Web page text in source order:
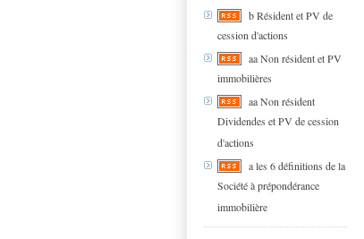
b Résident et PV de
cession d'actions
aa Non résident et PV
immobilières
aa Non résident
Dividendes et PV de cession
d'actions
a les 6 définitions de la
Société à prépondérance
immobilière